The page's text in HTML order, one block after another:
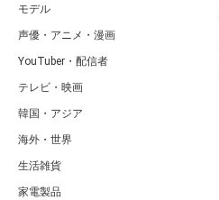
モデル
声優・アニメ・漫画
YouTuber・配信者
テレビ・映画
韓国・アジア
海外・世界
生活雑貨
家電製品